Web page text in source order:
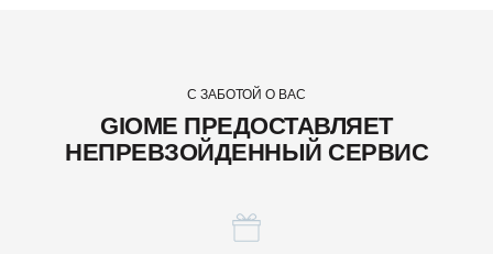
С ЗАБОТОЙ О ВАС
GIOME ПРЕДОСТАВЛЯЕТ
НЕПРЕВЗОЙДЕННЫЙ СЕРВИС